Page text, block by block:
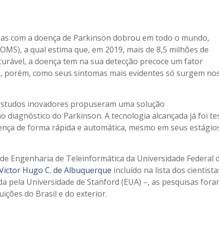
com a doença de Parkinson dobrou em todo o mundo,
a qual estima que, em 2019, mais de 8,5 milhões de
a doença tem na sua detecção precoce um fator
como seus sintomas mais evidentes só surgem
inovadores propuseram uma solução
diagnóstico do Parkinson. A tecnologia alcançada já foi
de forma rápida e automática, mesmo em seus
Engenharia de Teleinformática da Universidade Federal
Hugo C. de Albuquerque incluído na lista dos
pela Universidade de Stanford (EUA) –, as pesquisas
do Brasil e do exterior.